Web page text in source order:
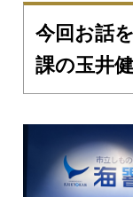
今回お話
課の玉井